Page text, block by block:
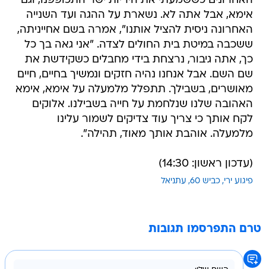
אימא, אבל אתה לא. נשארת על ההגה ועד השנייה
האחרונה ניסית להציל אותנו", אמרה בשם אחייניתה,
ששכבה במיטת בית החולים לצדה. "אני גאה בך כל
כך, אתה גיבור, נרצחת בידי מחבלים כשקידשת את
שם השם. אבל אנחנו נהיה חזקים ונמשיך בחיים, חיים
מאושרים, בשבילך. תתפלל מלמעלה על אימא, אימא
האהובה שלנו שנלחמת על חייה בשבילנו. אלוקים
לקח אותך כי צריך עוד צדיקים לשמור עלינו
מלמעלה. אוהבת אותך מאוד, תהילה".
(עדכון ראשון: 14:30)
פיגוע ירי כביש 60 עתניאל
טרם התפרסמו תגובות